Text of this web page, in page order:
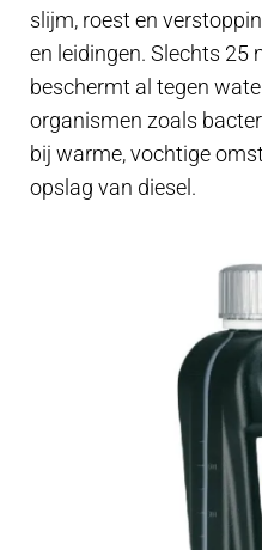
slijm, roest en
en leidingen. Slechts 25
beschermt al tegen
organismen zoals
bij warme, vochtige
opslag van diesel.